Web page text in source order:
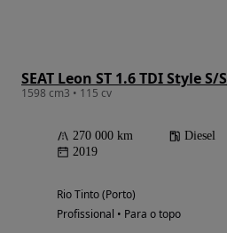
SEAT Leon ST 1.6 TDI Style S/S
1598 cm3 • 115 cv
270 000 km Diesel
2019
Rio Tinto (Porto)
Profissional • Para o topo